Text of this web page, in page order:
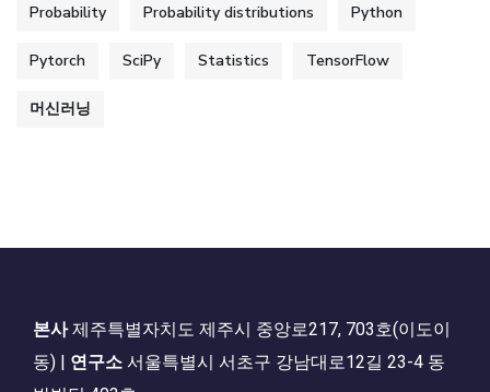
Probability Probability distributions Python
Pytorch SciPy Statistics TensorFlow
머신러닝
본사제주특별자치도 제주시 중앙로217, 703호(이도이
동) | 연구소 서울특별시 서초구 강남대로12길 23-4 동